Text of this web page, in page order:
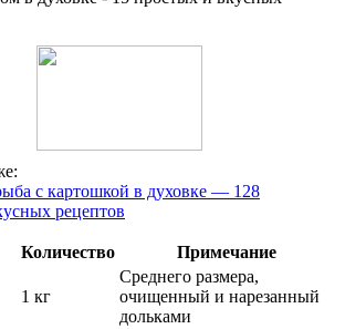
с картошкой в духовке — 128
рецептов
Количество Примечание
1 кг
Среднего размера,
очищенный и нарезанный
дольками